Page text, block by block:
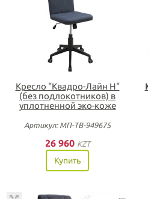
Кресло "Квадро-Лайн Н"
(без подлокотников) в
уплотненной эко-коже
Артикул: МП-ТВ-949675
26 960 KZT
Купить